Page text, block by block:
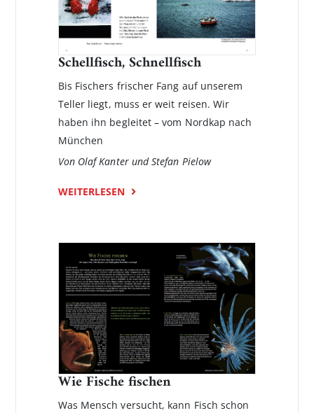
Schellfisch, Schnellfisch
Bis Fischers frischer Fang auf unserem
Teller liegt, muss er weit reisen. Wir
haben ihn begleitet – vom Nordkap nach
München
Von Olaf Kanter und Stefan Pielow
WEITERLESEN
Wie Fische fischen
Was Mensch versucht, kann Fisch schon